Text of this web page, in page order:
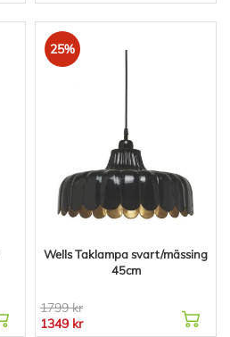
25%
Wells Taklampa svart/mässing
45cm
1799 kr
1349 kr